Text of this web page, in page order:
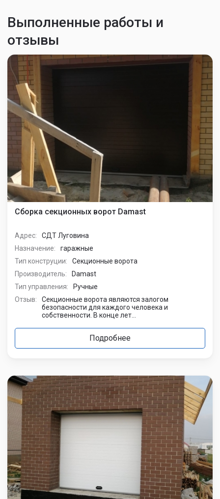
Выполненные работы и
отзывы
Сборка секционных ворот Damast
Адрес:
СДТ Луговина
Назначение:
гаражные
Тип конструции:
Секционные ворота
Производитель:
Damast
Тип управления:
Ручные
Отзыв:
Секционные ворота являются залогом
безопасности для каждого человека и
собственности. В конце лет...
Подробнее